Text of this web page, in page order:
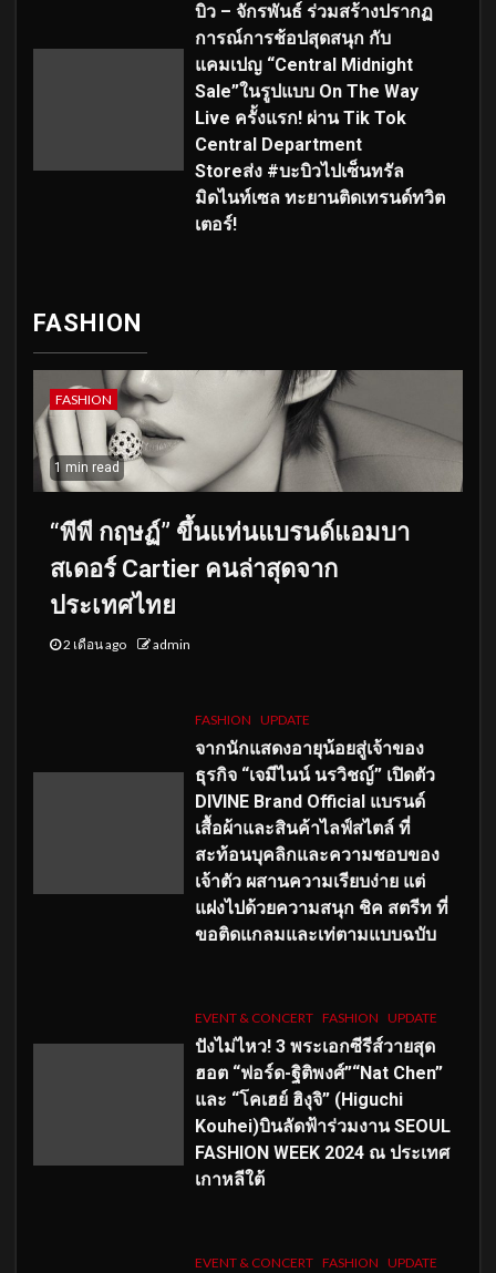
บิว – จักรพันธ์ ร่วมสร้างปรากฏ
การณ์การช้อปสุดสนุก กับ
แคมเปญ “Central Midnight
Sale”ในรูปแบบ On The Way
Live ครั้งแรก! ผ่าน Tik Tok
Central Department
Storeส่ง #บะบิวไปเซ็นทรัล
มิดไนท์เซล ทะยานติดเทรนด์ทวิต
เตอร์!
FASHION
FASHION
1 min read
“พีพี กฤษฏ์” ขึ้นแท่นแบรนด์แอมบา
สเดอร์ Cartier คนล่าสุดจาก
ประเทศไทย
2 เดือน ago admin
FASHION UPDATE
จากนักแสดงอายุน้อยสู่เจ้าของ
ธุรกิจ “เจมีไนน์ นรวิชญ์” เปิดตัว
DIVINE Brand Official แบรนด์
เสื้อผ้าและสินค้าไลฟ์สไตล์ ที่
สะท้อนบุคลิกและความชอบของ
เจ้าตัว ผสานความเรียบง่าย แต่
แฝงไปด้วยความสนุก ชิค สตรีท ที่
ขอติดแกลมและเท่ตามแบบฉบับ
EVENT & CONCERT FASHION UPDATE
ปังไม่ไหว! 3 พระเอกซีรีส์วายสุด
ฮอต “ฟอร์ด-ฐิติพงศ์”“Nat Chen”
และ “โคเฮย์ ฮิงุจิ” (Higuchi
Kouhei)บินลัดฟ้าร่วมงาน SEOUL
FASHION WEEK 2024 ณ ประเทศ
เกาหลีใต้
EVENT & CONCERT FASHION UPDATE